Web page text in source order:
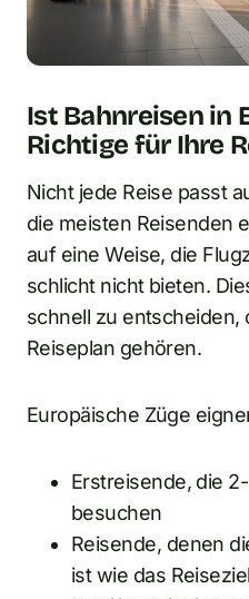
Ist Bahnreisen in
Richtige für Ihre
Nicht jede Reise passt
die meisten Reisenden
auf eine Weise, die
schlicht nicht bieten.
schnell zu entscheiden,
Reiseplan gehören.
Europäische Züge
Erstreisende, die
besuchen
Reisende, denen
ist wie das Reiseziel